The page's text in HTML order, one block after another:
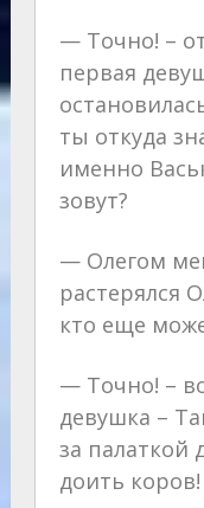
— Точно! –
первая
ты откуда
именно
зовут?
— Олегом
растерялся
кто еще
— Точно! –
девушка –
за палаткой
доить коров!